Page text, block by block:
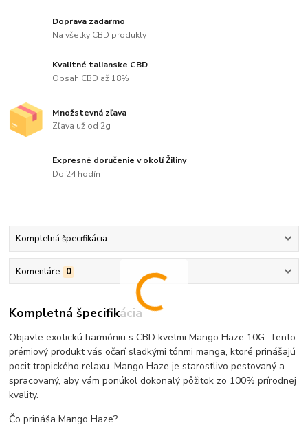
Doprava zadarmo
Na všetky CBD produkty
Kvalitné talianske CBD
Obsah CBD až 18%
Množstevná zľava
Zľava už od 2g
Expresné doručenie v okolí Žiliny
Do 24 hodín
Kompletná špecifikácia
Komentáre 0
Kompletná špecifikácia
Objavte exotickú harmóniu s CBD kvetmi Mango Haze 10G. Tento
prémiový produkt vás očarí sladkými tónmi manga, ktoré prinášajú
pocit tropického relaxu. Mango Haze je starostlivo pestovaný a
spracovaný, aby vám ponúkol dokonalý pôžitok zo 100% prírodnej
kvality.
Čo prináša Mango Haze?